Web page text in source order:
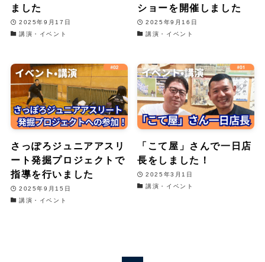
ました
2025年9月17日
講演・イベント
ショーを開催しました
2025年9月16日
講演・イベント
さっぽろジュニアアスリ
ート発掘プロジェクトで
指導を行いました
2025年9月15日
講演・イベント
「こて屋」さんで一日店
長をしました！
2025年3月1日
講演・イベント